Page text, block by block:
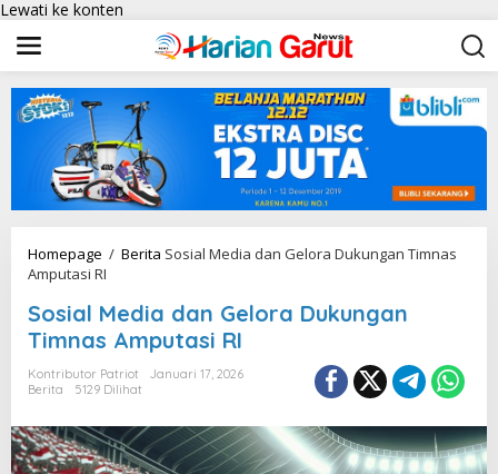
Lewati ke konten
Homepage / Berita Sosial Media dan Gelora Dukungan Timnas
Amputasi RI
Sosial Media dan Gelora Dukungan
Timnas Amputasi RI
Kontributor Patriot
Januari 17, 2026
Berita
5129 Dilihat